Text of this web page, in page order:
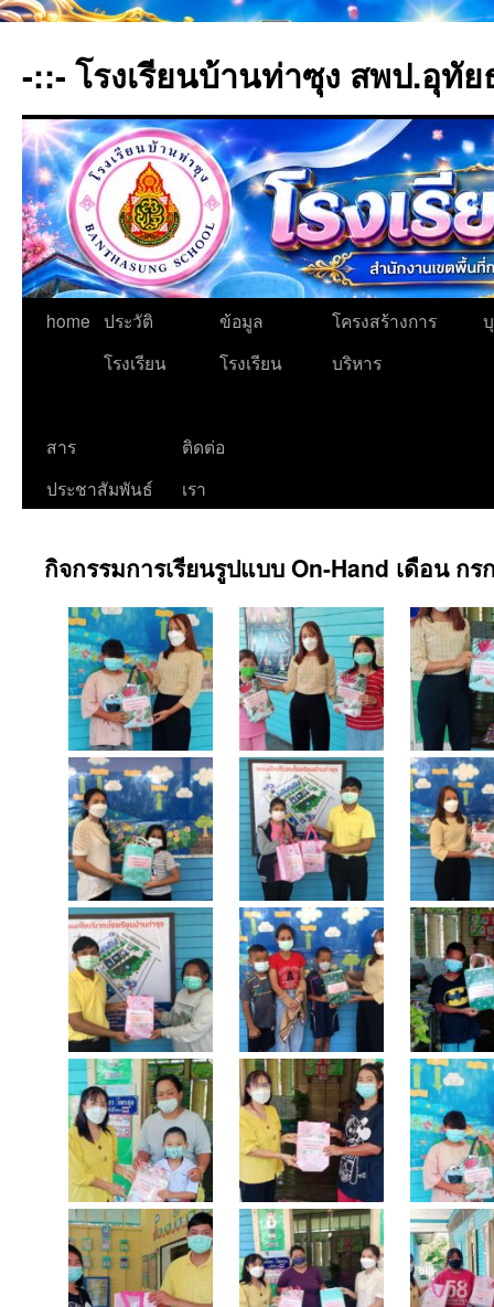
-::- โรงเรียนบ้านท่าซุง สพป.อุทั
home ประวัติ
โรงเรียน
ข้อมูล
โรงเรียน
โครงสร้างการ
บริหาร
สาร
ประชาสัมพันธ์
ติดต่อ
เรา
กิจกรรมการเรียนรูปแบบ On-Hand เดือน ก